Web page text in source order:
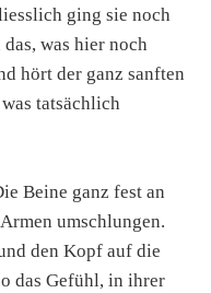
ging sie noch
was hier noch
hört der ganz sanften
tatsächlich
Beine ganz fest an
umschlungen.
den Kopf auf die
das Gefühl, in ihrer